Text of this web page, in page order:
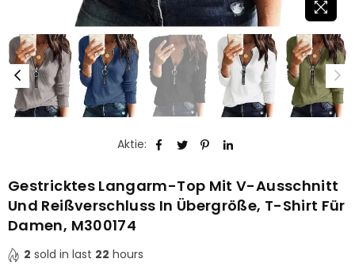
Aktie:
Gestricktes Langarm-Top Mit V-Ausschnitt
Und Reißverschluss In Übergröße, T-Shirt Für
Damen, M300174
2 sold in last 22 hours